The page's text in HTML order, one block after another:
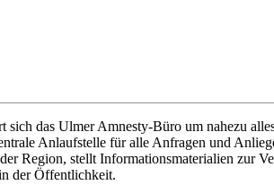
sich das Ulmer Amnesty-Büro um nahezu
Anlaufstelle für alle Anfragen und
Region, stellt Informationsmaterialien zur
der Öffentlichkeit.